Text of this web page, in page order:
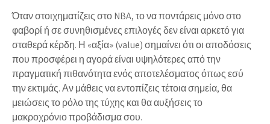
Όταν στοιχηματίζεις στο NBA, το να ποντάρεις μόνο στο
φαβορί ή σε συνηθισμένες επιλογές δεν είναι αρκετό για
σταθερά κέρδη. Η «αξία» (value) σημαίνει ότι οι αποδόσεις
που προσφέρει η αγορά είναι υψηλότερες από την
πραγματική πιθανότητα ενός αποτελέσματος όπως εσύ
την εκτιμάς. Αν μάθεις να εντοπίζεις τέτοια σημεία, θα
μειώσεις το ρόλο της τύχης και θα αυξήσεις το
μακροχρόνιο προβάδισμα σου.